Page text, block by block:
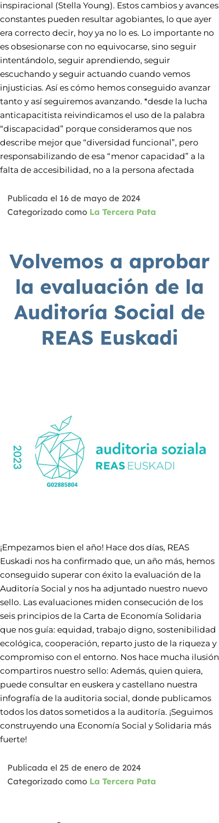
inspiracional (Stella Young). Estos cambios y avances
constantes pueden resultar agobiantes, lo que ayer
era correcto decir, hoy ya no lo es. Lo importante no
es obsesionarse con no equivocarse, sino seguir
intentándolo, seguir aprendiendo, seguir
escuchando y seguir actuando cuando vemos
injusticias. Así es cómo hemos conseguido avanzar
tanto y así seguiremos avanzando. *desde la lucha
anticapacitista reivindicamos el uso de la palabra
“discapacidad” porque consideramos que nos
describe mejor que “diversidad funcional”, pero
responsabilizando de esa “menor capacidad” a la
falta de accesibilidad, no a la persona afectada
Publicada el 16 de mayo de 2024
Categorizado como La Tercera Pata
Volvemos a aprobar
la evaluación de la
Auditoría Social de
REAS Euskadi
¡Empezamos bien el año! Hace dos días, REAS
Euskadi nos ha confirmado que, un año más, hemos
conseguido superar con éxito la evaluación de la
Auditoría Social y nos ha adjuntado nuestro nuevo
sello. Las evaluaciones miden consecución de los
seis principios de la Carta de Economía Solidaria
que nos guía: equidad, trabajo digno, sostenibilidad
ecológica, cooperación, reparto justo de la riqueza y
compromiso con el entorno. Nos hace mucha ilusión
compartiros nuestro sello: Además, quien quiera,
puede consultar en euskera y castellano nuestra
infografía de la auditoria social, donde publicamos
todos los datos sometidos a la auditoría. ¡Seguimos
construyendo una Economía Social y Solidaria más
fuerte!
Publicada el 25 de enero de 2024
Categorizado como La Tercera Pata